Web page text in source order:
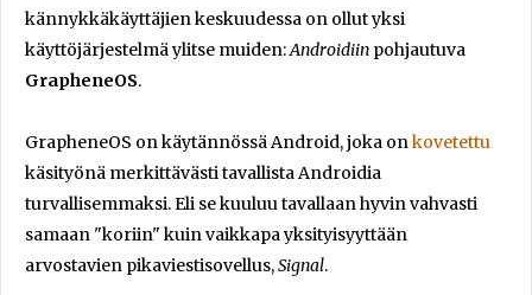
kännykkäkäyttäjien keskuudessa on ollut yksi
käyttöjärjestelmä ylitse muiden:Androidiin pohjautuva
GrapheneOS.
GrapheneOS on käytännössä Android, joka onkovetettu
käsityönä merkittävästi tavallista Androidia
turvallisemmaksi. Eli se kuuluu tavallaan hyvin vahvasti
samaan "koriin" kuin vaikkapa yksityisyyttään
arvostavien pikaviestisovellus,Signal.